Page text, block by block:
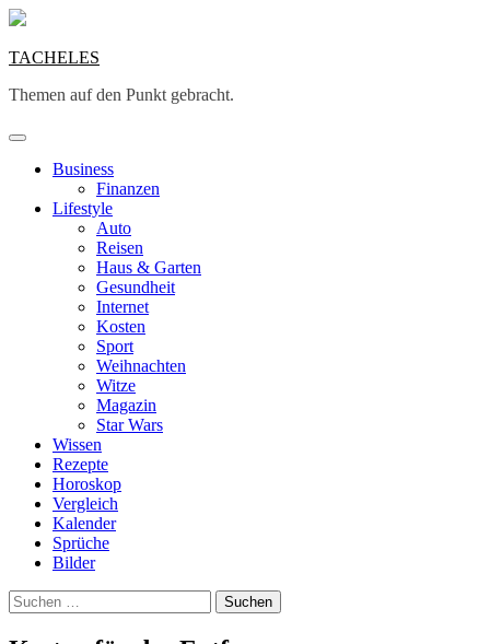
Skip
content
TACHELES
Themen auf den Punkt gebracht.
Business
Finanzen
Lifestyle
Auto
Reisen
Haus & Garten
Gesundheit
Internet
Kosten
Sport
Weihnachten
Witze
Magazin
Star Wars
Wissen
Rezepte
Horoskop
Vergleich
Kalender
Sprüche
Bilder
Suchen
nach: